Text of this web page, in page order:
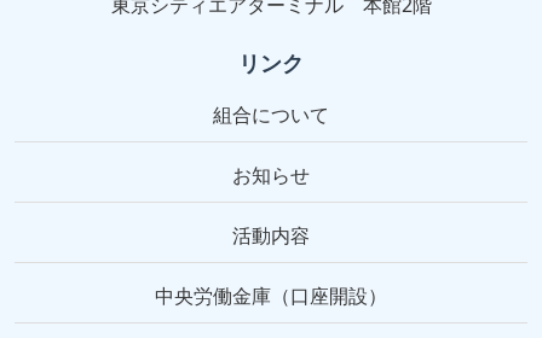
リンク
組合について
お知らせ
活動内容
中央労働金庫（口座開設）